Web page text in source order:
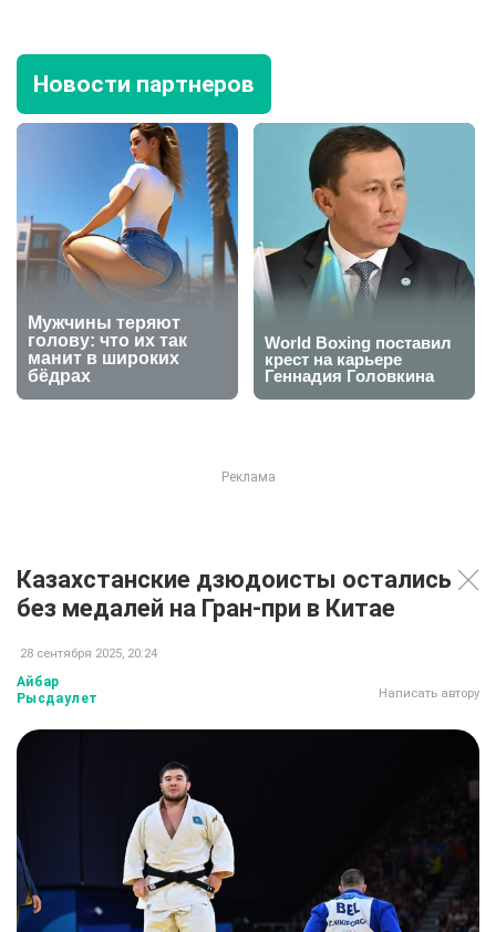
Новости партнеров
Казахстанские дзюдоисты остались
без медалей на Гран-при в Китае
28 сентября 2025, 20:24
Айбар
Рысдаулет
Написать автору